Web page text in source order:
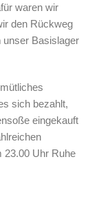
waren wir
den Rückweg
unser Basislager
sich bezahlt,
eingekauft
23.00 Uhr Ruhe